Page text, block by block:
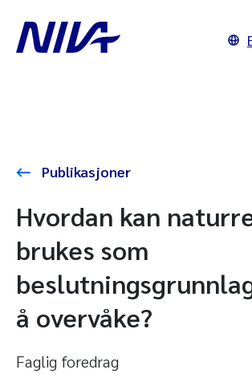
Publikasjoner
Hvordan kan
brukes som
å overvåke?
Faglig foredrag